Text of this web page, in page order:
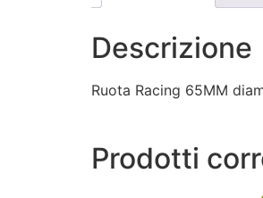
Descrizione
Ruota Racing 65MM
Prodotti